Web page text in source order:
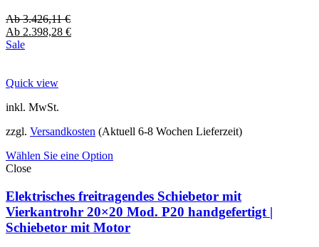
Ab3.426,11€
Ab 2.398,28 €
Sale
Quick view
inkl. MwSt.
zzgl. Versandkosten (Aktuell 6-8 Wochen Lieferzeit)
Wählen Sie eine Option
Close
Elektrisches freitragendes Schiebetor mit
Vierkantrohr 20×20 Mod. P20 handgefertigt |
Schiebetor mit Motor